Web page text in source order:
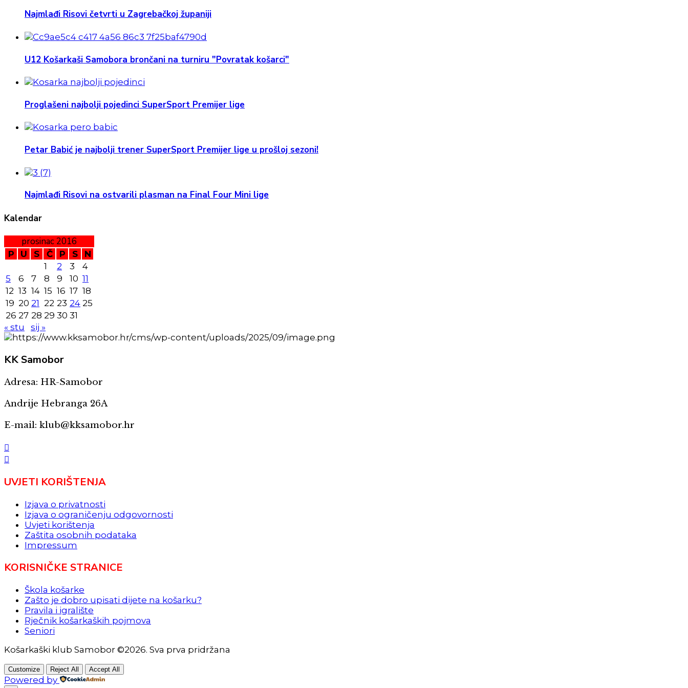
Najmlađi Risovi četvrti u Zagrebačkoj županiji
U12 Košarkaši Samobora brončani na turniru "Povratak košarci"
Proglašeni najbolji pojedinci SuperSport Premijer lige
Petar Babić je najbolji trener SuperSport Premijer lige u prošloj sezoni!
Najmlađi Risovi na ostvarili plasman na Final Four Mini lige
Kalendar
prosinac 2016
P U S Č P S
N
1
2 3
4
5
6 7 8 9 10 11
12 13 14 15 16 17 18
19 20 21 22 23 24 25
26 27 28 29 30 31
« stu
sij »
KKSamobor
Adresa: HR-Samobor
Andrije Hebranga 26A
E-mail: klub@kksamobor.hr
UVJETI KORIŠTENJA
Izjava o privatnosti
Izjava o ograničenju odgovornosti
Uvjeti korištenja
Zaštita osobnih podataka
Impressum
KORISNIČKE STRANICE
Škola košarke
Zašto je dobro upisati dijete na košarku?
Pravila i igralište
Rječnik košarkaških pojmova
Seniori
Košarkaški klub Samobor ©2026. Sva prva pridržana
Customize Reject All Accept All
Powered by